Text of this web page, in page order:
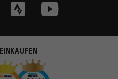
Werbung, genauer passende